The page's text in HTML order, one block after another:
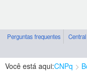
Perguntas frequentes
Você está aqui:CNPq